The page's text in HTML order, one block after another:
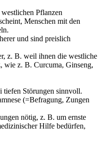
Pflanzen
Menschen mit den
und sind preislich
z. B. weil ihnen die westliche
wie z. B. Curcuma, Ginseng,
tiefen Störungen sinnvoll.
(=Befragung, Zungen
nötig, z. B. um ernste
Hilfe bedürfen,